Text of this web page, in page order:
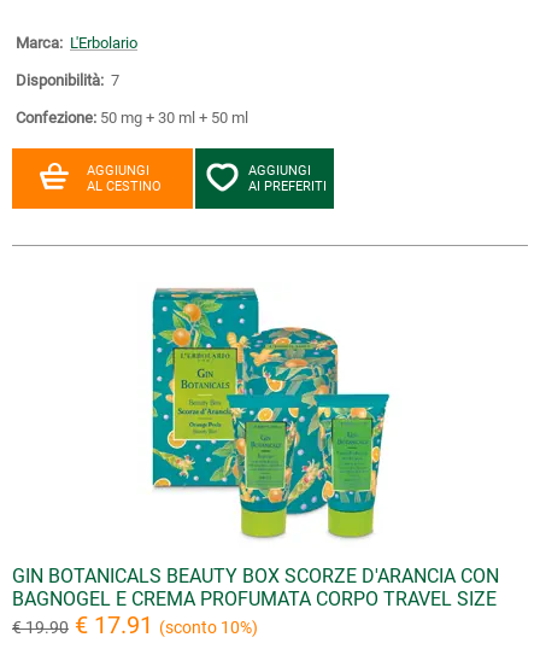
Marca: L'Erbolario
Disponibilità: 7
Confezione: 50 mg + 30 ml + 50 ml
AGGIUNGI
AL CESTINO
AGGIUNGI
AI PREFERITI
GIN BOTANICALS BEAUTY BOX SCORZE D'ARANCIA CON
BAGNOGEL E CREMA PROFUMATA CORPO TRAVEL SIZE
€ 19.90 € 17.91 (sconto 10%)